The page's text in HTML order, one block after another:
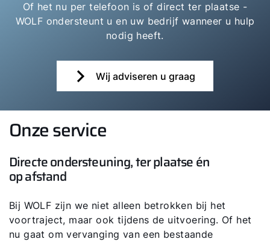
Of het nu per telefoon is of direct ter plaatse -
WOLF ondersteunt u en uw bedrijf wanneer u hulp
nodig heeft.
Wij adviseren u graag
Onze service
Directe ondersteuning, ter plaatse én
op afstand
Bij WOLF zijn we niet alleen betrokken bij het
voortraject, maar ook tijdens de uitvoering. Of het
nu gaat om vervanging van een bestaande